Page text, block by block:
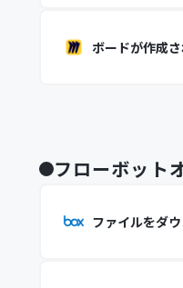
ボードが作成
フローボット
ファイルをダ